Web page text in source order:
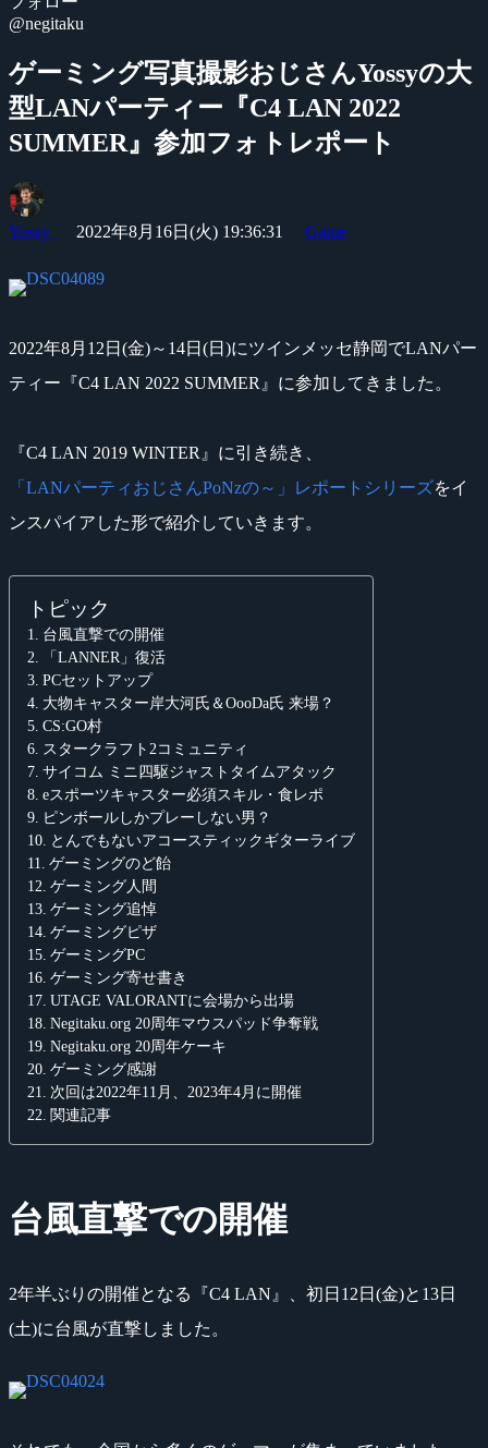
@negitaku
ゲーミング写真撮影おじさんYossyの大
型LANパーティー『C4 LAN 2022
SUMMER』参加フォトレポート
Yossy 2022年8月16日(火) 19:36:31 Game
2022年8月12日(金)～14日(日)にツインメッセ静岡でLANパー
ティー『C4 LAN 2022 SUMMER』に参加してきました。
『C4 LAN 2019 WINTER』に引き続き、
「LANパーティおじさんPoNzの～」レポートシリーズをイ
ンスパイアした形で紹介していきます。
トピック
台風直撃での開催
「LANNER」復活
PCセットアップ
大物キャスター岸大河氏＆OooDa氏 来場？
CS:GO村
スタークラフト2コミュニティ
サイコム ミニ四駆ジャストタイムアタック
eスポーツキャスター必須スキル・食レポ
ピンボールしかプレーしない男？
とんでもないアコースティックギターライブ
ゲーミングのど飴
ゲーミング人間
ゲーミング追悼
ゲーミングピザ
ゲーミングPC
ゲーミング寄せ書き
UTAGE VALORANTに会場から出場
Negitaku.org 20周年マウスパッド争奪戦
Negitaku.org 20周年ケーキ
ゲーミング感謝
次回は2022年11月、2023年4月に開催
関連記事
台風直撃での開催
2年半ぶりの開催となる『C4 LAN』、初日12日(金)と13日
(土)に台風が直撃しました。